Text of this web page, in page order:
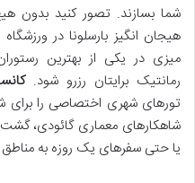
شما بسازند. تصور کنید بدون
هیجان انگیز بارسلونا در
میزی در یکی از بهترین
رمانتیک برایتان رزرو شود.
تورهای شهری اختصاصی را برای
شاهکارهای معماری گائودی،
یا حتی سفرهای یک روزه به مناطق